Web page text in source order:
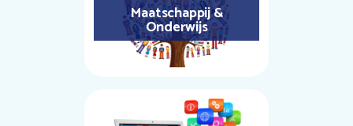
Maatschappij &
Onderwijs